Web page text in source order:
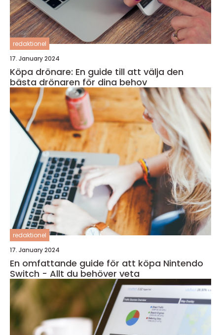
redaktionel
17. January 2024
Köpa drönare: En guide till att välja den
bästa drönaren för dina behov
redaktionel
17. January 2024
En omfattande guide för att köpa Nintendo
Switch - Allt du behöver veta